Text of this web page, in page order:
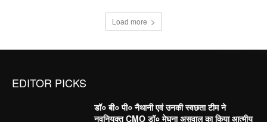
Load more
EDITOR PICKS
डॉ० बी० पी० नैथानी एवं उनकी स्वछता टीम ने
नवनियुक्त CMO डॉ० मेघना असवाल का किया आत्मीय